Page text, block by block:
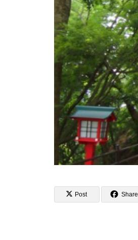
金
星） | イメージ シン
家
太
ン
Post Share